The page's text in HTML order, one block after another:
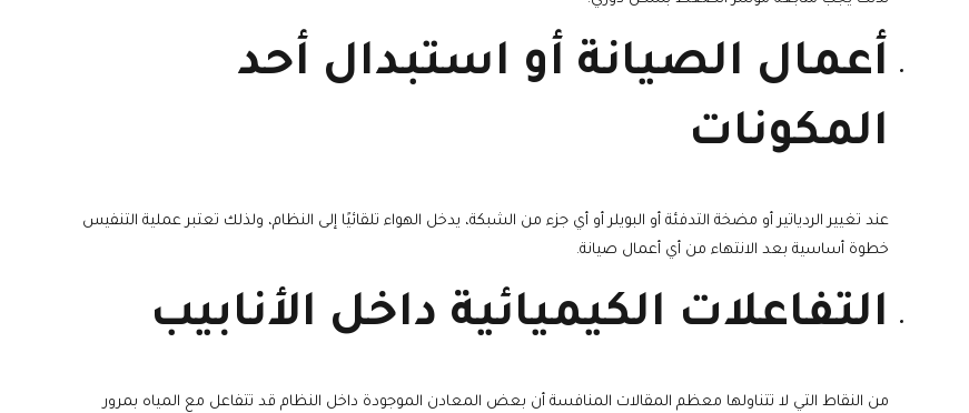
أعمال الصيانة أو استبدال أحد
المكونات
عند تغيير الردياتير أو مضخة التدفئة أو البويلر أو أي جزء من الشبكة، يدخل الهواء تلقائيًا إلى النظام، ولذلك تعتبر عملية التنفيس
خطوة أساسية بعد الانتهاء من أي أعمال صيانة.
التفاعلات الكيميائية داخل الأنابيب
من النقاط التي لا تتناولها معظم المقالات المنافسة أن بعض المعادن الموجودة داخل النظام قد تتفاعل مع المياه بمرور